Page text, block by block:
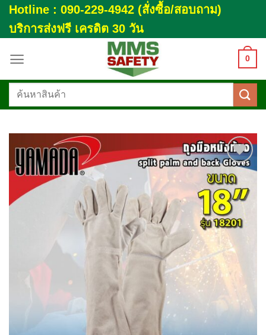
Skip
to
content
Hotline : 090-229-4942 (สั่งซื้อ/สอบถาม)
บริการส่งฟรี เครดิต 30 วัน
0
ค้นหา:
Add to
wishlist